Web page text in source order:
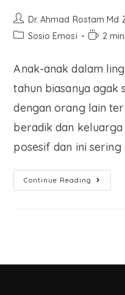
Dr. Ahmad Rostam Md
Sosio Emosi
2
Anak-anak dalam
tahun biasanya agak
dengan orang lain
beradik dan
posesif dan ini sering
Continue Reading